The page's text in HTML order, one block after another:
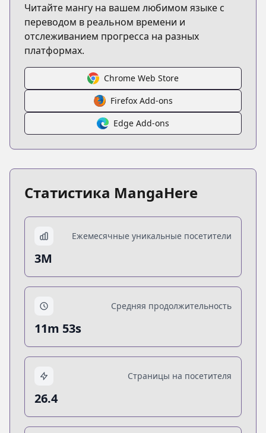
Читайте мангу на вашем любимом языке с
переводом в реальном времени и
отслеживанием прогресса на разных
платформах.
Chrome Web Store
Firefox Add-ons
Edge Add-ons
Статистика MangaHere
Ежемесячные уникальные посетители
3M
Средняя продолжительность
11m 53s
Страницы на посетителя
26.4